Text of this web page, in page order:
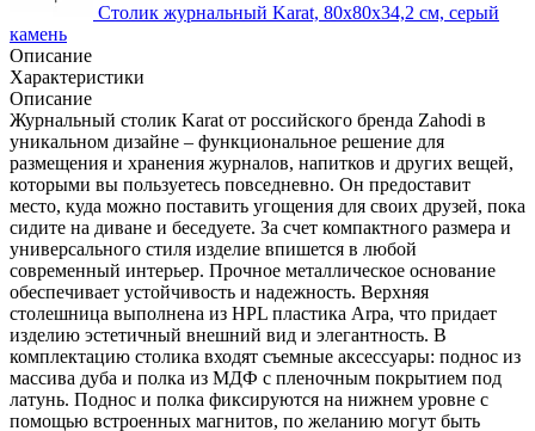
Столик журнальный Karat, 80х80х34,2 см, серый
камень
Описание
Характеристики
Описание
Журнальный столик Karat от российского бренда Zahodi в
уникальном дизайне – функциональное решение для
размещения и хранения журналов, напитков и других вещей,
которыми вы пользуетесь повседневно. Он предоставит
место, куда можно поставить угощения для своих друзей, пока
сидите на диване и беседуете. За счет компактного размера и
универсального стиля изделие впишется в любой
современный интерьер. Прочное металлическое основание
обеспечивает устойчивость и надежность. Верхняя
столешница выполнена из HPL пластика Arpa, что придает
изделию эстетичный внешний вид и элегантность. В
комплектацию столика входят съемные аксессуары: поднос из
массива дуба и полка из МДФ с пленочным покрытием под
латунь. Поднос и полка фиксируются на нижнем уровне с
помощью встроенных магнитов, по желанию могут быть